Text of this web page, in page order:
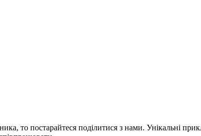
то постарайтеся поділитися з нами. Унікальні